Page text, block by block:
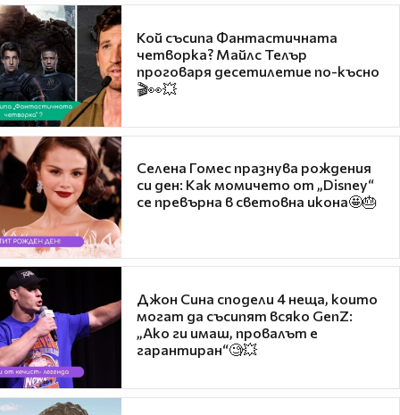
Кой съсипа Фантастичната
четворка? Майлс Телър
проговаря десетилетие по-късно
🎬👀💥
Селена Гомес празнува рождения
си ден: Как момичето от „Disney“
се превърна в световна икона🤩🎂
Джон Сина сподели 4 неща, които
могат да съсипят всяко GenZ:
„Ако ги имаш, провалът е
гарантиран“🧐💥